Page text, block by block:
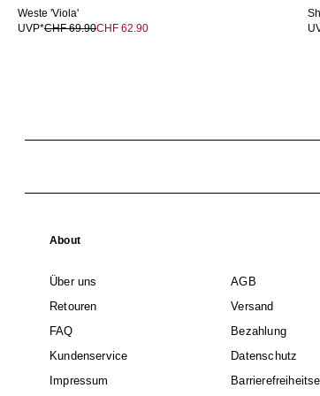
Weste 'Viola'
UVP*CHF 69.90CHF 62.90
About
Über uns
AGB
Retouren
Versand
FAQ
Bezahlung
Kundenservice
Datenschutz
Impressum